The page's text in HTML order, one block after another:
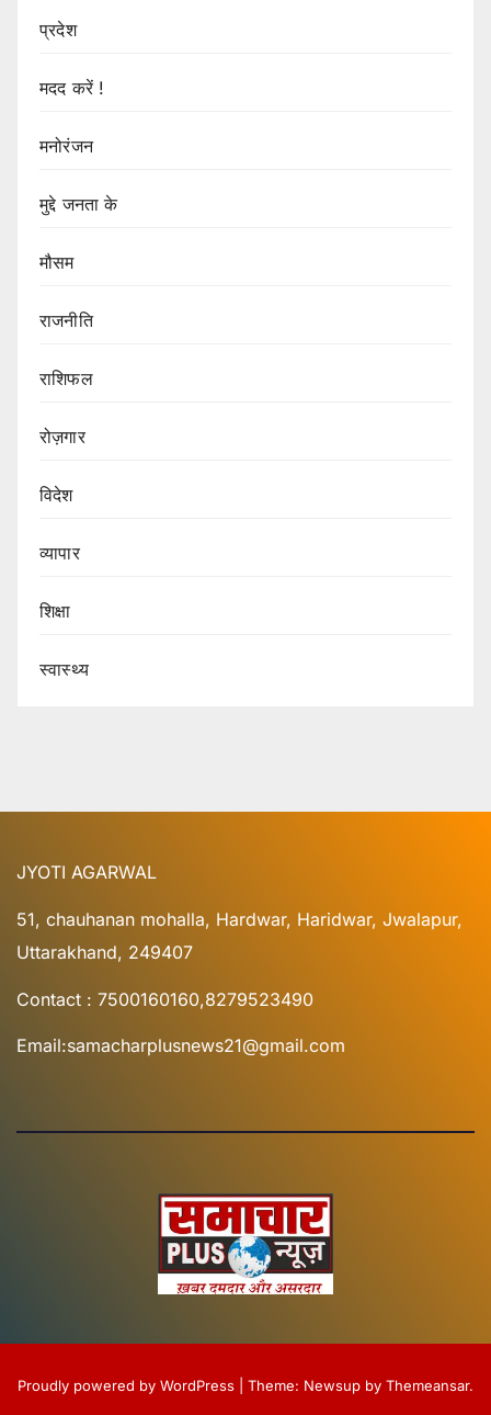
प्रदेश
मदद करें !
मनोरंजन
मुद्दे जनता के
मौसम
राजनीति
राशिफल
रोज़गार
विदेश
व्यापार
शिक्षा
स्वास्थ्य
JYOTI AGARWAL
51, chauhanan mohalla, Hardwar, Haridwar, Jwalapur,
Uttarakhand, 249407
Contact : 7500160160,8279523490
Email:samacharplusnews21@gmail.com
Proudly powered by WordPress Theme: Newsup by Themeansar.